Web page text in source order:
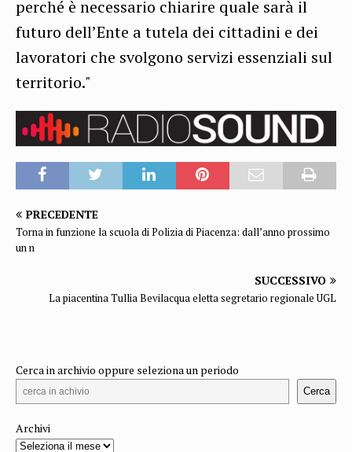
perché è necessario chiarire quale sarà il
futuro dell’Ente a tutela dei cittadini e dei
lavoratori che svolgono servizi essenziali sul
territorio."
PRECEDENTE
Torna in funzione la scuola di Polizia di Piacenza: dall’anno prossimo
un n
SUCCESSIVO
La piacentina Tullia Bevilacqua eletta segretario regionale UGL
Cerca in archivio oppure seleziona un periodo
Cerca
Archivi